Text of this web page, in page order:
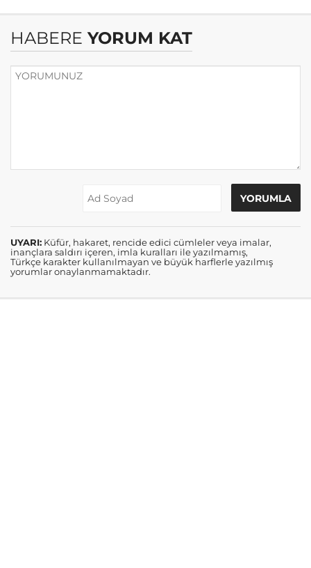
HABERE YORUM KAT
UYARI: Küfür, hakaret, rencide edici cümleler veya imalar,
inançlara saldırı içeren, imla kuralları ile yazılmamış,
Türkçe karakter kullanılmayan ve büyük harflerle yazılmış
yorumlar onaylanmamaktadır.